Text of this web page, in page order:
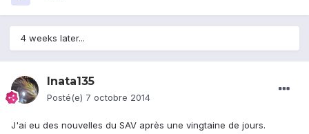
4 weeks later...
Inata135
Posté(e) 7 octobre 2014
J'ai eu des nouvelles du SAV après une vingtaine de jours.